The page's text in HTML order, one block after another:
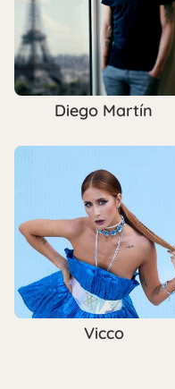
Diego Martín
Vicco